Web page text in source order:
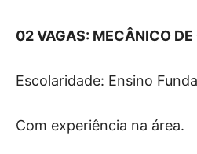
02 VAGAS: MECÂNICO
Escolaridade: Ensino
Com experiência na área.